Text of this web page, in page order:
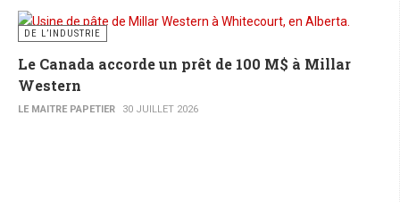
DE L’INDUSTRIE
Le Canada accorde un prêt de 100 M$ à Millar
Western
LE MAITRE PAPETIER 30 JUILLET 2026